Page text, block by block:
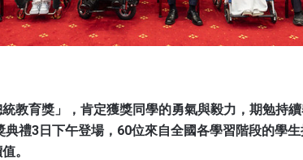
教育獎」，肯定獲獎同學的勇氣與毅力，期勉持
典禮3日下午登場，60位來自全國各學習階段的學
。